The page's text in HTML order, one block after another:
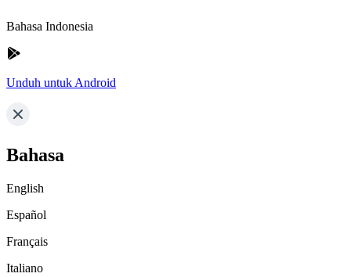
Bahasa Indonesia
Unduh untuk Android
Bahasa
English
Español
Français
Italiano